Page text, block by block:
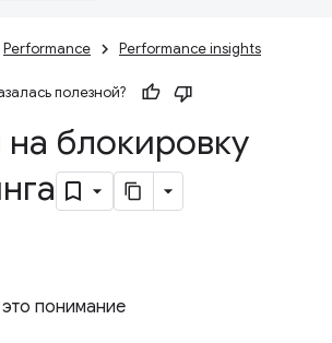
Performance Performance insights
полезной?
блокировку
понимание